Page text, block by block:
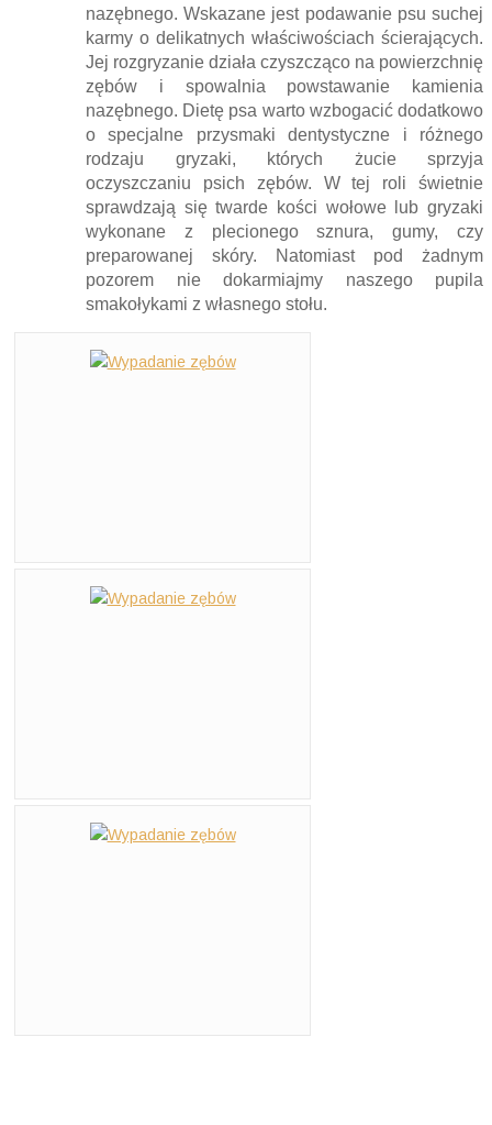
nazębnego. Wskazane jest podawanie psu suchej
karmy o delikatnych właściwościach ścierających.
Jej rozgryzanie działa czyszcząco na powierzchnię
zębów i spowalnia powstawanie kamienia
nazębnego. Dietę psa warto wzbogacić dodatkowo
o specjalne przysmaki dentystyczne i różnego
rodzaju gryzaki, których żucie sprzyja
oczyszczaniu psich zębów. W tej roli świetnie
sprawdzają się twarde kości wołowe lub gryzaki
wykonane z plecionego sznura, gumy, czy
preparowanej skóry. Natomiast pod żadnym
pozorem nie dokarmiajmy naszego pupila
smakołykami z własnego stołu.